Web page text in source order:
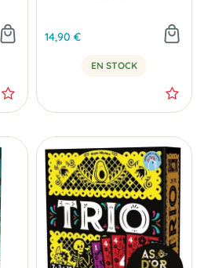
14,90 €
EN STOCK